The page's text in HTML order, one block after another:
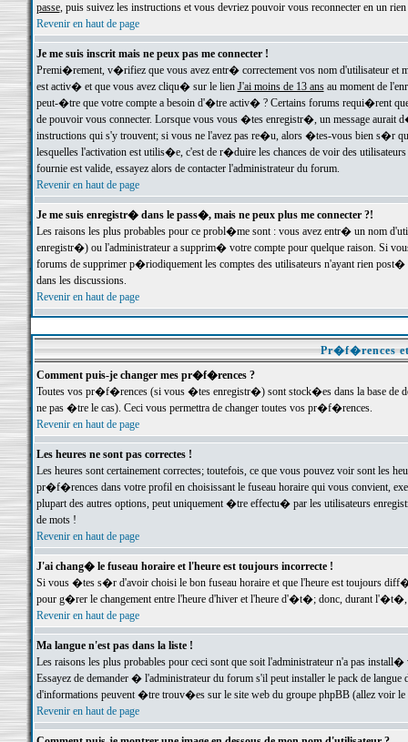
passe, puis suivez les instructions et vous devriez pouvoir vous reconnecter en un rien
Revenir en haut de page
Je me suis inscrit mais ne peux pas me connecter !
Premi�rement, v�rifiez que vous avez entr� correctement vos nom d'utilisateur
est activ� et que vous avez cliqu� sur le lien J'ai moins de 13 ansau moment de
peut-�tre que votre compte a besoin d'�tre activ� ? Certains forums requi�rent
de pouvoir vous connecter. Lorsque vous vous �tes enregistr�, un message aurait
instructions qui s'y trouvent; si vous ne l'avez pas re�u, alors �tes-vous bien s�r
lesquelles l'activation est utilis�e, c'est de r�duire les chances de voir des
fournie est valide, essayez alors de contacter l'administrateur du forum.
Revenir en haut de page
Je me suis enregistr� dans le pass�, mais ne peux plus me connecter ?!
Les raisons les plus probables pour ce probl�me sont : vous avez entr� un nom
enregistr�) ou l'administrateur a supprim� votre compte pour quelque raison. Si
forums de supprimer p�riodiquement les comptes des utilisateurs n'ayant rien
dans les discussions.
Revenir en haut de page
Pr�f�rences
Comment puis-je changer mes pr�f�rences ?
Toutes vos pr�f�rences (si vous �tes enregistr�) sont stock�es dans la base de
ne pas �tre le cas). Ceci vous permettra de changer toutes vos pr�f�rences.
Revenir en haut de page
Les heures ne sont pas correctes !
Les heures sont certainement correctes; toutefois, ce que vous pouvez voir sont
pr�f�rences dans votre profil en choisissant le fuseau horaire qui vous convient,
plupart des autres options, peut uniquement �tre effectu� par les utilisateurs
de mots !
Revenir en haut de page
J'ai chang� le fuseau horaire et l'heure est toujours incorrecte !
Si vous �tes s�r d'avoir choisi le bon fuseau horaire et que l'heure est toujours
pour g�rer le changement entre l'heure d'hiver et l'heure d'�t�; donc, durant
Revenir en haut de page
Ma langue n'est pas dans la liste !
Les raisons les plus probables pour ceci sont que soit l'administrateur n'a pas
Essayez de demander � l'administrateur du forum s'il peut installer le pack de
d'informations peuvent �tre trouv�es sur le site web du groupe phpBB (allez voir le
Revenir en haut de page